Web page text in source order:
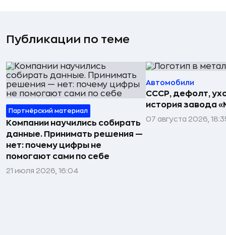
Публикации по теме
Партнёрский материал
Компании научились собирать
данные. Принимать решения —
нет: почему цифры не
помогают сами по себе
21 июля 2026, 16:04
Автомобили
СССР, дефолт,
история завода
07 августа 2026,